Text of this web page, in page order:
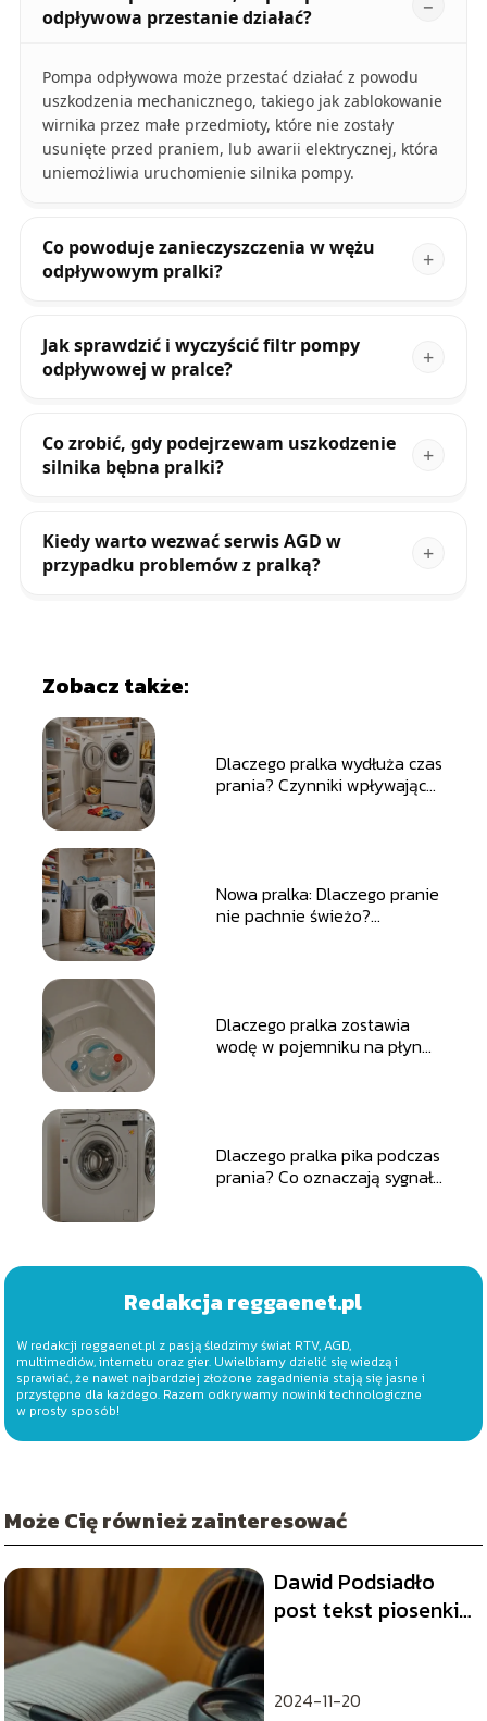
odpływowa przestanie działać?
Pompa odpływowa może przestać działać z powodu
uszkodzenia mechanicznego, takiego jak zablokowanie
wirnika przez małe przedmioty, które nie zostały
usunięte przed praniem, lub awarii elektrycznej, która
uniemożliwia uruchomienie silnika pompy.
Co powoduje zanieczyszczenia w wężu
odpływowym pralki?
Jak sprawdzić i wyczyścić filtr pompy
odpływowej w pralce?
Co zrobić, gdy podejrzewam uszkodzenie
silnika bębna pralki?
Kiedy warto wezwać serwis AGD w
przypadku problemów z pralką?
Zobacz także:
Dlaczego pralka wydłuża czas
prania? Czynniki wpływające
Nowa pralka: Dlaczego pranie
nie pachnie świeżo?
Dlaczego pralka zostawia
wodę w pojemniku na płyn
Dlaczego pralka pika podczas
prania? Co oznaczają sygnały
Redakcja reggaenet.pl
W redakcji reggaenet.pl z pasją śledzimy świat RTV, AGD,
multimediów, internetu oraz gier. Uwielbiamy dzielić się wiedzą i
sprawiać, że nawet najbardziej złożone zagadnienia stają się jasne i
przystępne dla każdego. Razem odkrywamy nowinki technologiczne
w prosty sposób!
Może Cię również zainteresować
Dawid Podsiadło
post tekst piosenki
2024-11-20